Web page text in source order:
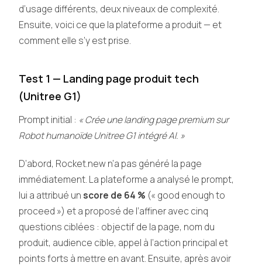
d’usage différents, deux niveaux de complexité.
Ensuite, voici ce que la plateforme a produit — et
comment elle s’y est prise.
Test 1 — Landing page produit tech
(Unitree G1)
Prompt initial : « Crée une landing page premium sur
Robot humanoïde Unitree G1 intégré AI. »
D’abord, Rocket.new n’a pas généré la page
immédiatement. La plateforme a analysé le prompt,
lui a attribué un score de 64 % (« good enough to
proceed ») et a proposé de l’affiner avec cinq
questions ciblées : objectif de la page, nom du
produit, audience cible, appel à l’action principal et
points forts à mettre en avant. Ensuite, après avoir